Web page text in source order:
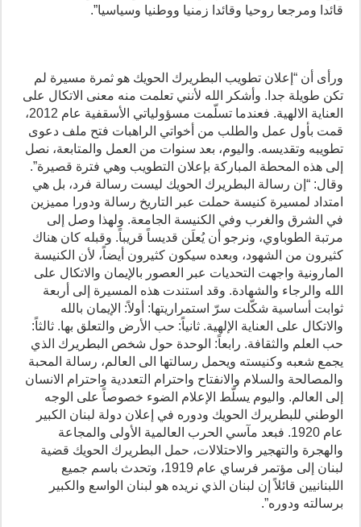
قائدا ومرجعا روحيا وقائدا زمنيا ووطنيا وسياسيا”.
ورأى أن “إعلان تطويب البطريرك الحويك هو ثمرة مسيرة لم
تكن طويلة جدا. وأشكر الله لأنني تعلمت منه معنى الاتكال على
العناية الالهية. فعندما تسلّمت مسؤولياتي الأسقفية عام 2012،
قمت بأول عمل والطلب من أخواتي الراهبات فتح ملف دعوى
تطويبه وتقديسه. واليوم، بعد سنوات من العمل والمتابعة، نصل
إلى هذه المحطة المباركة بإعلان التطويب وهي فترة قصيرة”.
وقال: “إن رسالة البطريرك الحويك ليست رسالة فرد، بل هي
امتداد لمسيرة كنيسة حملت عبر التاريخ رسالة ودورا مميزين
في الشرق والغرب وفي الكنيسة الجامعة. ولهذا وصل إلى
مرتبة الطوباوي، ونرجو أن يُعلَن قديساً قريباً. وقبله كان هناك
كثيرون من الشهود، وبعده سيكون كثيرون أيضاً، لأن الكنيسة
المارونية واجهت التحديات عبر العصور بالإيمان والاتكال على
الله والرجاء والشهادة. وقد استندت هذه المسيرة إلى أربعة
ثوابت أساسية شكّلت سرّ استمراريتها: أولاً: الإيمان بالله
والاتكال على العناية الإلهية. ثانياً: حب الأرض والتعلق بها. ثالثاً:
حب العلم والثقافة. رابعاً: الوحدة حول شخص البطريرك الذي
يجمع شعبه وكنيسته ويحمل رسالتها الى العالم، رسالة المحبة
والمصالحة والسلام والانفتاح واحترام التعددية واحترام الانسان
إلى العالم. واليوم يسلّط الإعلام الضوء خصوصاً على الوجه
الوطني للبطريرك الحويك ودوره في إعلان دولة لبنان الكبير
عام 1920. فبعد مآسي الحرب العالمية الأولى والمجاعة
والهجرة والتهجير والاحتلالات، حمل البطريرك الحويك قضية
لبنان إلى مؤتمر فرساي عام 1919، وتحدث باسم جميع
اللبنانيين قائلاً إن لبنان الذي نريده هو لبنان الواسع والكبير
برسالته ودوره”.